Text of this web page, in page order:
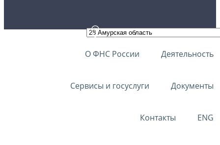
О ФНС России Деятельность
Сервисы и госуслуги Документы
Контакты ENG